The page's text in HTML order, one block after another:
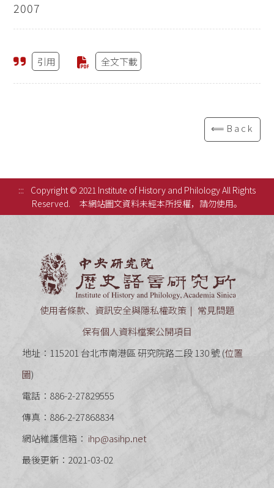
2007
引用 全文下載
⟸Back
:::
Copyright © 2021 Institute of History and Philology All Rights
Reserved.
本網站圖文資料未經本所授權，請勿使用。
使用者條款、資訊安全與隱私權政策
常見問題
保有個人資料檔案公開項目
地址：115201 台北市南港區 研究院路二段 130 號 (位置
圖)
電話：886-2-27829555
傳真：886-2-27868834
網站維護信箱： ihp@asihp.net
最後更新：2021-03-02